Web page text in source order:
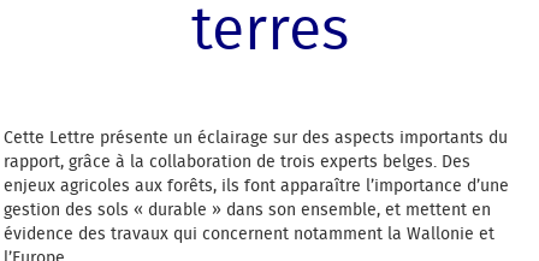
terres
Cette Lettre présente un éclairage sur des aspects importants du
rapport, grâce à la collaboration de trois experts belges. Des
enjeux agricoles aux forêts, ils font apparaître l’importance d’une
gestion des sols « durable » dans son ensemble, et mettent en
évidence des travaux qui concernent notamment la Wallonie et